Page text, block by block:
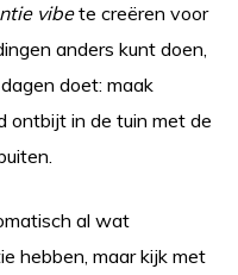
vibete creëren voor
anders kunt doen,
doet: maak
ontbijt in de tuin met de
al wat
hebben, maar kijk met